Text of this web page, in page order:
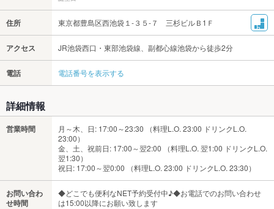
住所 東京都豊島区西池袋１-３５-７ 三杉ビルＢ1Ｆ
アクセス JR池袋西口・東部池袋線、副都心線池袋から徒歩2分
電話 電話番号を表示する
詳細情報
営業時間
月～木、日: 17:00～23:30 （料理L.O. 23:00 ドリンクL.O.
23:00）
金、土、祝前日: 17:00～翌2:00 （料理L.O. 翌1:00 ドリンクL.O.
翌1:30）
祝日: 17:00～翌0:00 （料理L.O. 23:00 ドリンクL.O. 23:30）
お問い合わ
せ時間
◆どこでも便利なNET予約受付中♪◆お電話でのお問い合わせ
は15:00以降にお願い致します